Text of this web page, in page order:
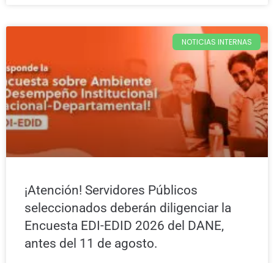
NOTICIAS INTERNAS
¡Atención! Servidores Públicos
seleccionados deberán diligenciar la
Encuesta EDI-EDID 2026 del DANE,
antes del 11 de agosto.